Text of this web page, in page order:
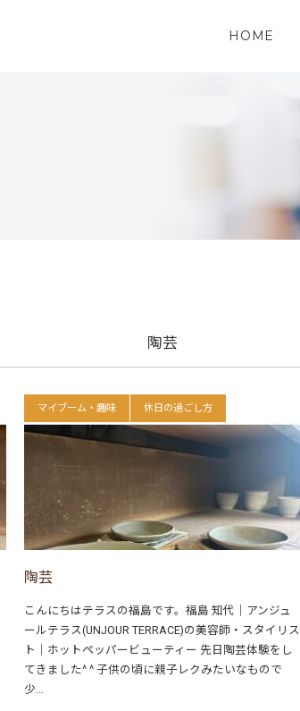
HOME
陶芸
マイブーム・趣味 休日の過ごし方
陶芸
こんにちはテラスの福島です。福島 知代｜アンジュ
ールテラス(UNJOUR TERRACE)の美容師・スタイリス
ト｜ホットペッパービューティー 先日陶芸体験をし
てきました^ ^ 子供の頃に親子レクみたいなもので
少...